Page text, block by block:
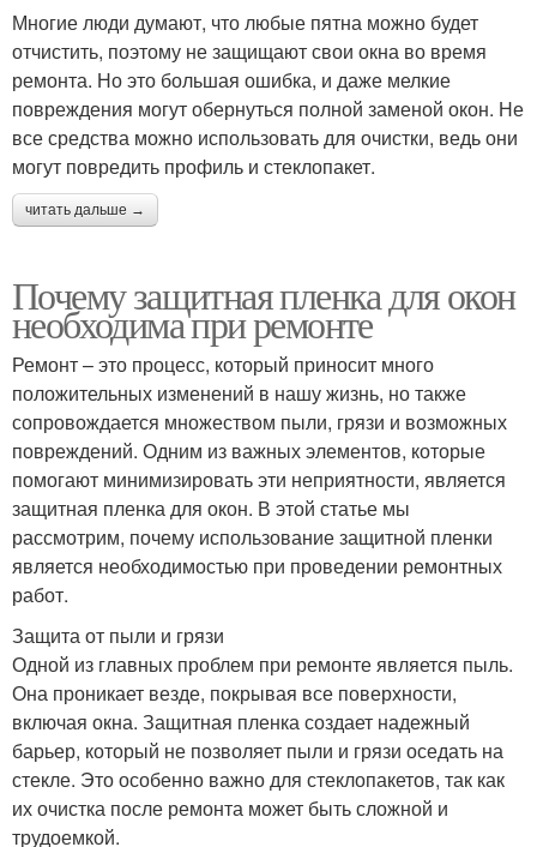
Многие люди думают, что любые пятна можно будет
отчистить, поэтому не защищают свои окна во время
ремонта. Но это большая ошибка, и даже мелкие
повреждения могут обернуться полной заменой окон. Не
все средства можно использовать для очистки, ведь они
могут повредить профиль и стеклопакет.
читать дальше →
Почему защитная пленка для окон
необходима при ремонте
Ремонт – это процесс, который приносит много
положительных изменений в нашу жизнь, но также
сопровождается множеством пыли, грязи и возможных
повреждений. Одним из важных элементов, которые
помогают минимизировать эти неприятности, является
защитная пленка для окон. В этой статье мы
рассмотрим, почему использование защитной пленки
является необходимостью при проведении ремонтных
работ.
Защита от пыли и грязи
Одной из главных проблем при ремонте является пыль.
Она проникает везде, покрывая все поверхности,
включая окна. Защитная пленка создает надежный
барьер, который не позволяет пыли и грязи оседать на
стекле. Это особенно важно для стеклопакетов, так как
их очистка после ремонта может быть сложной и
трудоемкой.